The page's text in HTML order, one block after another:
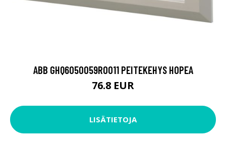
ABB GHQ6050059R0011 PEITEKEHYS HOPEA
76.8 EUR
LISÄTIETOJA